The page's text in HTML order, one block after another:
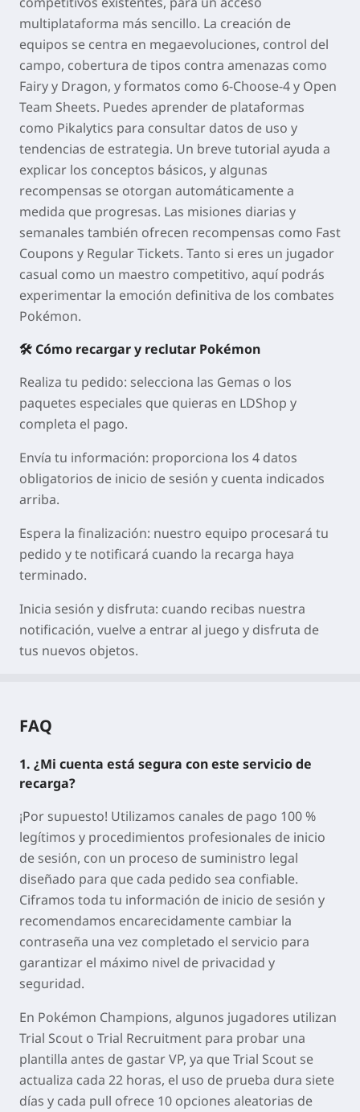
multiplataforma más sencillo. La creación de
equipos se centra en megaevoluciones, control del
campo, cobertura de tipos contra amenazas como
Fairy y Dragon, y formatos como 6-Choose-4 y Open
Team Sheets. Puedes aprender de plataformas
como Pikalytics para consultar datos de uso y
tendencias de estrategia. Un breve tutorial ayuda a
explicar los conceptos básicos, y algunas
recompensas se otorgan automáticamente a
medida que progresas. Las misiones diarias y
semanales también ofrecen recompensas como Fast
Coupons y Regular Tickets. Tanto si eres un jugador
casual como un maestro competitivo, aquí podrás
experimentar la emoción definitiva de los combates
Pokémon.
🛠 Cómo recargar y reclutar Pokémon
Realiza tu pedido: selecciona las Gemas o los
paquetes especiales que quieras en LDShop y
completa el pago.
Envía tu información: proporciona los 4 datos
obligatorios de inicio de sesión y cuenta indicados
arriba.
Espera la finalización: nuestro equipo procesará tu
pedido y te notificará cuando la recarga haya
terminado.
Inicia sesión y disfruta: cuando recibas nuestra
notificación, vuelve a entrar al juego y disfruta de
tus nuevos objetos.
FAQ
1. ¿Mi cuenta está segura con este servicio de
recarga?
¡Por supuesto! Utilizamos canales de pago 100 %
legítimos y procedimientos profesionales de inicio
de sesión, con un proceso de suministro legal
diseñado para que cada pedido sea confiable.
Ciframos toda tu información de inicio de sesión y
recomendamos encarecidamente cambiar la
contraseña una vez completado el servicio para
garantizar el máximo nivel de privacidad y
seguridad.
En Pokémon Champions, algunos jugadores utilizan
Trial Scout o Trial Recruitment para probar una
plantilla antes de gastar VP, ya que Trial Scout se
actualiza cada 22 horas, el uso de prueba dura siete
días y cada pull ofrece 10 opciones aleatorias de